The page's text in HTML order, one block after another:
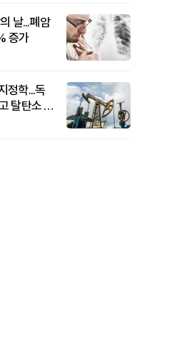
날...폐암
증가
정학...독
탈탄소 패